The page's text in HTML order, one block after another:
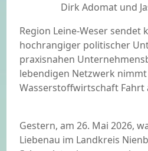
Dirk Adomat und
Region Leine-Weser sendet
hochrangiger politischer
praxisnahen
lebendigen Netzwerk
Wasserstoffwirtschaft Fahrt
Gestern, am 26. Mai 2026,
Liebenau im Landkreis